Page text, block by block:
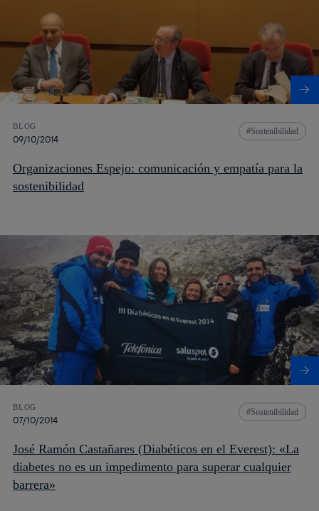
BLOG
09/10/2014
Sostenibilidad
Organizaciones Espejo: comunicación y empatía para la
sostenibilidad
BLOG
07/10/2014
Sostenibilidad
José Ramón Castañares (Diabéticos en el Everest): «La
diabetes no es un impedimento para superar cualquier
barrera»